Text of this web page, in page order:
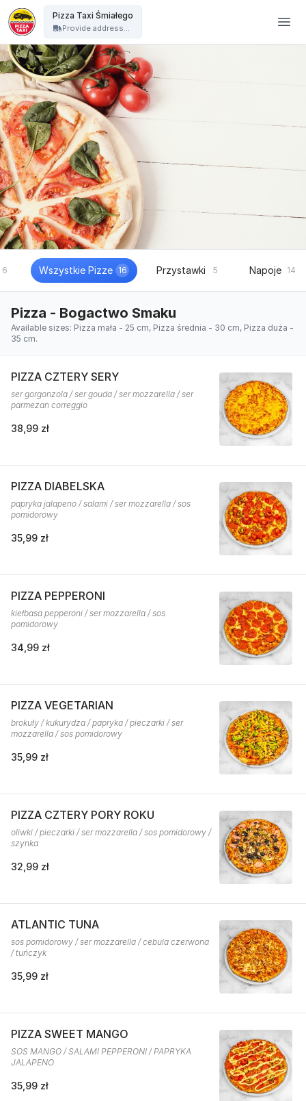
Pizza Taxi Śmiałego
Provide address...
6 Wszystkie Pizze 16 Przystawki 5 Napoje 14
Pizza - Bogactwo Smaku
Available sizes: Pizza mała - 25 cm, Pizza średnia - 30 cm, Pizza duża -
35 cm.
PIZZA CZTERY SERY
ser gorgonzola / ser gouda / ser mozzarella / ser
parmezan correggio
38,99 zł
PIZZA DIABELSKA
papryka jalapeno / salami / ser mozzarella / sos
pomidorowy
35,99 zł
PIZZA PEPPERONI
kiełbasa pepperoni / ser mozzarella / sos
pomidorowy
34,99 zł
PIZZA VEGETARIAN
brokuły / kukurydza / papryka / pieczarki / ser
mozzarella / sos pomidorowy
35,99 zł
PIZZA CZTERY PORY ROKU
oliwki / pieczarki / ser mozzarella / sos pomidorowy /
szynka
32,99 zł
ATLANTIC TUNA
sos pomidorowy / ser mozzarella / cebula czerwona
/ tuńczyk
35,99 zł
PIZZA SWEET MANGO
SOS MANGO / SALAMI PEPPERONI / PAPRYKA
JALAPENO
35,99 zł